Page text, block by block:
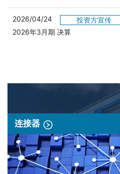
2026/04/24
投资方宣传
2026年3月期 决算
连接器